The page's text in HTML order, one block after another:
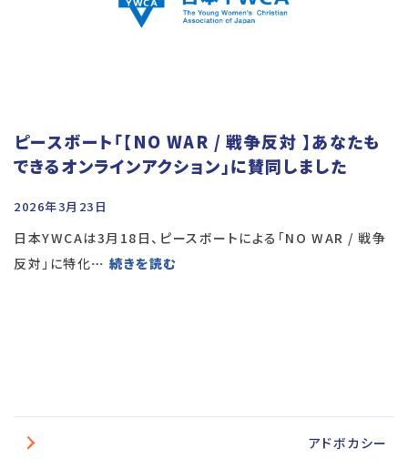
ピースボート「【NO WAR / 戦争反対 】あなたも
できるオンラインアクション」に賛同しました
2026年3月23日
日本YWCAは3月18日、ピースボートによる「NO WAR / 戦争
反対」に特化… 続きを読む
アドボカシー